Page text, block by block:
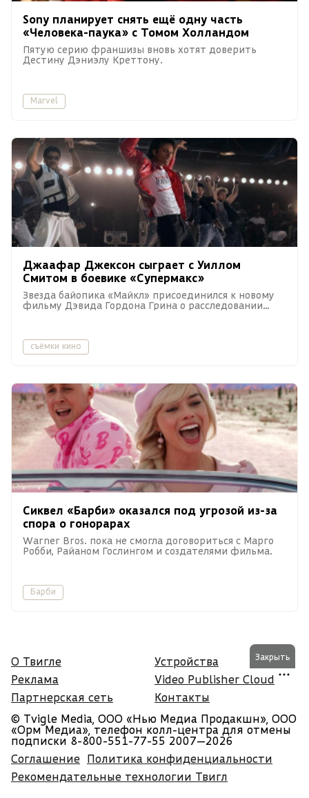
Sony планирует снять ещё одну часть
«Человека-паука» с Томом Холландом
Пятую серию франшизы вновь хотят доверить
Дестину Дэниэлу Креттону.
Marvel
Джаафар Джексон сыграет с Уиллом
Смитом в боевике «Супермакс»
Звезда байопика «Майкл» присоединился к новому
фильму Дэвида Гордона Грина о расследовании
съёмки кино
Сиквел «Барби» оказался под угрозой из-за
спора о гонорарах
Warner Bros. пока не смогла договориться с Марго
Робби, Райаном Гослингом и создателями фильма.
Барби
Закрыть
О Твигле
Устройства
Реклама
Video Publisher Cloud
Партнерская сеть
Контакты
© Tvigle Media, ООО «Нью Медиа Продакшн», ООО
«Орм Медиа», телефон колл-центра для отмены
подписки 8-800-551-77-55 2007—2026
Соглашение Политика конфиденциальности
Рекомендательные технологии Твигл